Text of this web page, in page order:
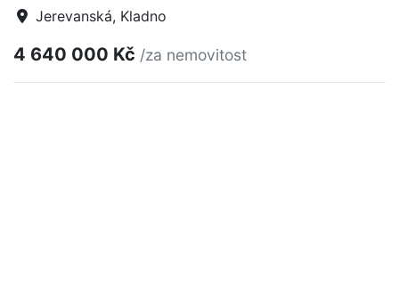
Jerevanská, Kladno
4 640 000 Kč /za nemovitost